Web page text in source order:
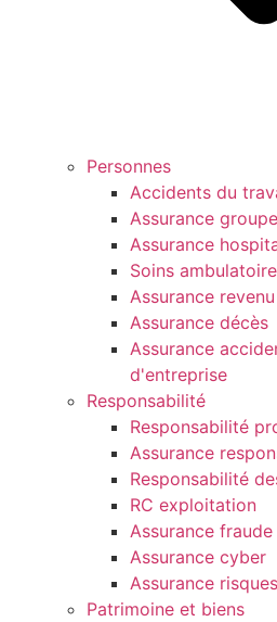
Personnes
Accidents du
Assurance groupe
Assurance
Soins
Assurance
Assurance décès
Assurance
d'entreprise
Responsabilité
Responsabilité
Assurance
Responsabilité
RC exploitation
Assurance fraude
Assurance cyber
Assurance
Patrimoine et biens